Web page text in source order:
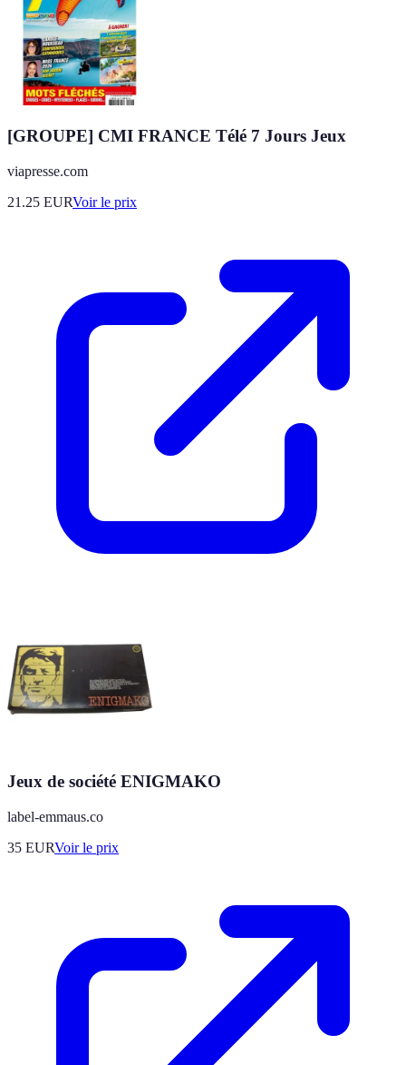
[GROUPE] CMI FRANCE Télé 7 Jours Jeux
viapresse.com
21.25 EURVoir le prix
Jeux de société ENIGMAKO
label-emmaus.co
35 EURVoir le prix